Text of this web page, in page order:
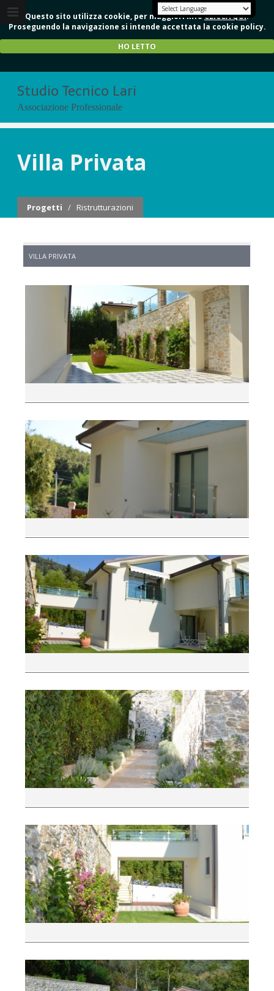
Questo sito utilizza cookie, per maggiori infoCLICCA QUI.
Proseguendo la navigazione si intende accettata la cookie policy.
HO LETTO
Studio Tecnico Lari
Associazione Professionale
Villa Privata
Progetti / Ristrutturazioni
VILLA PRIVATA